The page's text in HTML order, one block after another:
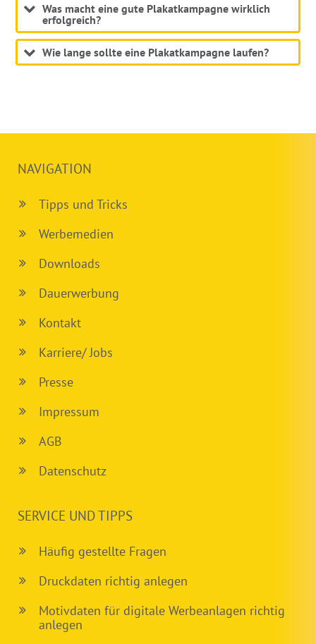
Was macht eine gute Plakatkampagne wirklich
erfolgreich?
Wie lange sollte eine Plakatkampagne laufen?
NAVIGATION
Tipps und Tricks
Werbemedien
Downloads
Dauerwerbung
Kontakt
Karriere/ Jobs
Presse
Impressum
AGB
Datenschutz
SERVICE UND TIPPS
Häufig gestellte Fragen
Druckdaten richtig anlegen
Motivdaten für digitale Werbeanlagen richtig
anlegen